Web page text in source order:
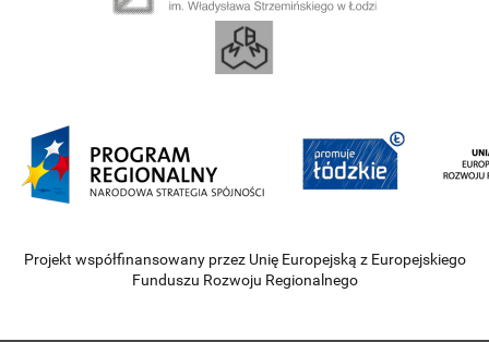
Projekt współfinansowany przez Unię Europejską z Europejskiego
Funduszu Rozwoju Regionalnego